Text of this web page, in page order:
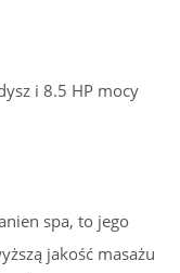
i 8.5 HP mocy
spa, to jego
jakość masażu